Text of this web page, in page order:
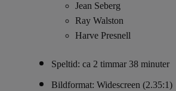
Jean Seberg
Ray Walston
Harve Presnell
Speltid: ca 2 timmar 38 minuter
Bildformat: Widescreen (2.35:1)